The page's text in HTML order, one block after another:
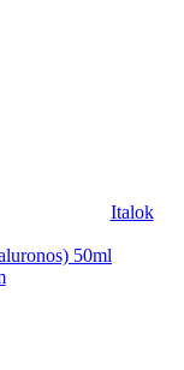
Italok
50ml